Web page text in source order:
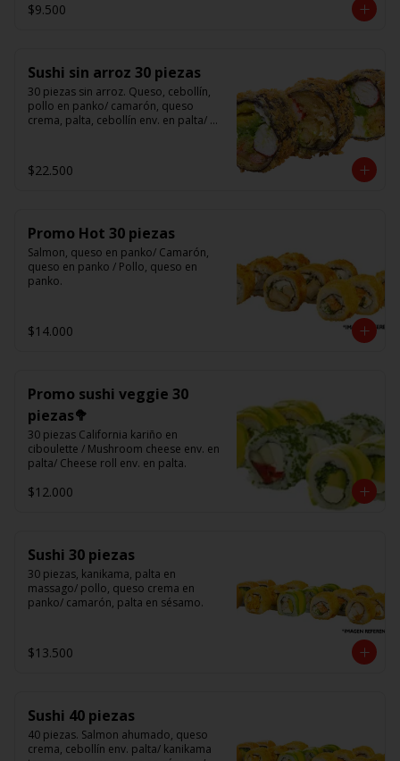
$9.500
Sushi sin arroz 30 piezas
30 piezas sin arroz. Queso, cebollín,
pollo en panko/ camarón, queso
crema, palta, cebollín env. en palta/
(Foto referencial)
$22.500
Promo Hot 30 piezas
Salmon, queso en panko/ Camarón,
queso en panko / Pollo, queso en
panko.
$14.000
Promo sushi veggie 30
piezas🥦
30 piezas California kariño en
ciboulette / Mushroom cheese env. en
palta/ Cheese roll env. en palta.
$12.000
Sushi 30 piezas
30 piezas, kanikama, palta en
massago/ pollo, queso crema en
panko/ camarón, palta en sésamo.
$13.500
Sushi 40 piezas
40 piezas. Salmon ahumado, queso
crema, cebollín env. palta/ kanikama